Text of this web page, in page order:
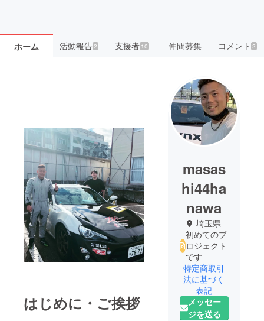
ホーム 活動報告2 支援者 10 仲間募集 コメント 2
はじめに・ご挨拶
masas
hi44ha
nawa
埼玉県
初めてのプ
ロジェクト
です
特定商取引
法に基づく
表記
メッセー
ジを送る